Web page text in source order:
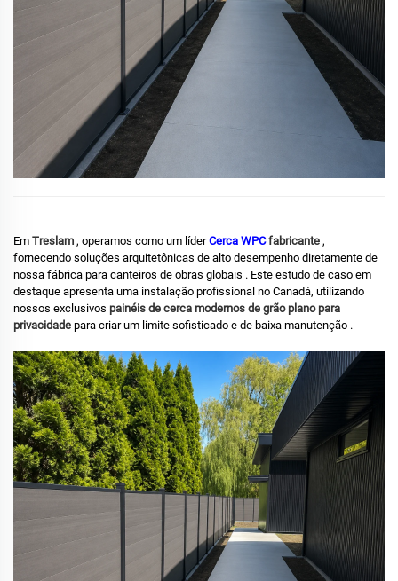
Em Treslam , operamos como um líderCerca WPCfabricante ,
fornecendo soluções arquitetônicas de alto desempenho diretamente de
nossa fábrica para canteiros de obras globais . Este estudo de caso em
destaque apresenta uma instalação profissional no Canadá, utilizando
nossos exclusivos painéis de cerca modernos de grão plano para
privacidade para criar um limite sofisticado e de baixa manutenção .